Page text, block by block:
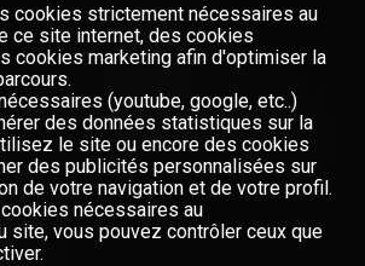
Restez informés, enregistrez-
vous à notre newsletter
Newsletter
cookies strictement nécessaires au
ce site internet, des cookies
cookies marketing afin d'optimiser la
(youtube, google, etc..)
des données statistiques sur la
le site ou encore des cookies
des publicités personnalisées sur
de votre navigation et de votre profil.
nécessaires au
site, vous pouvez contrôler ceux que